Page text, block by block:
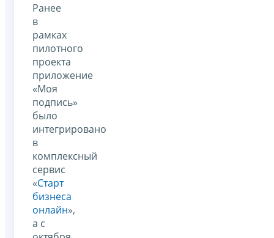
Ранее
в
рамках
пилотного
проекта
приложение
«Моя
подпись»
было
интегрировано
в
комплексный
сервис
«Старт
бизнеса
онлайн»,
а с